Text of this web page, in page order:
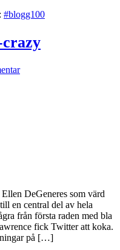
#blogg100
crazy
DeGeneres som värd
en central del av hela
från första raden med bla
fick Twitter att koka.
på […]